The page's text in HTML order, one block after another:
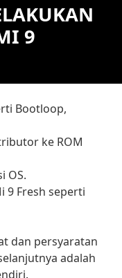
9
Bootloop,
ke ROM
OS.
9 Fresh seperti
dan persyaratan
adalah